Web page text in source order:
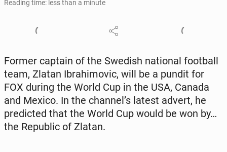
Reading time: less than a minute
Former captain of the Swedish na­tion­al foot­ball
team, Zlatan Ibrahi­movic, will be a pundit for
FOX during the World Cup in the USA, Canada
and Mexico. In the channel’s latest advert, he
pre­dict­ed that the World Cup would be won by…
the Re­pub­lic of Zlatan.